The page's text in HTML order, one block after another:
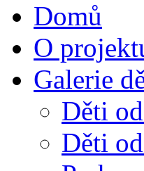
Domů
O
Galerie
Děti
Děti